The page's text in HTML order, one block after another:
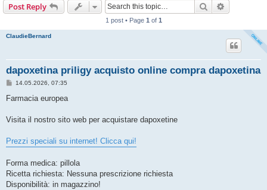
Post Reply Search
1 post • Page 1 of 1
ClaudieBernard
dapoxetina priligy acquisto online compra dapoxetina
P
s
14.05.2026, 07:35
Farmacia europea
Visita il nostro sito web per acquistare dapoxetine
Prezzi speciali su internet! Clicca qui!
Forma medica: pillola
Ricetta richiesta: Nessuna prescrizione richiesta
Disponibilità: in magazzino!